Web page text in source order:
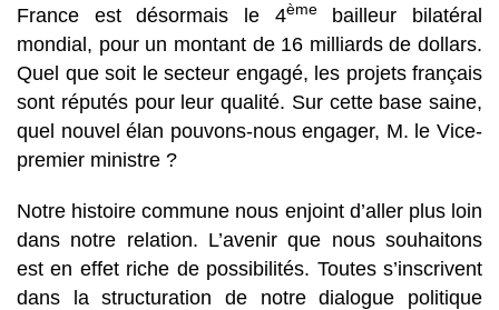
France est désormais le 4èmebailleur bilatéral
mondial, pour un montant de 16 milliards de dollars.
Quel que soit le secteur engagé, les projets français
sont réputés pour leur qualité. Sur cette base saine,
quel nouvel élan pouvons-nous engager, M. le Vice-
premier ministre ?
Notre histoire commune nous enjoint d’aller plus loin
dans notre relation. L’avenir que nous souhaitons
est en effet riche de possibilités. Toutes s’inscrivent
dans la structuration de notre dialogue politique